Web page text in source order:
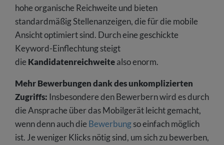
hohe organische Reichweite und bieten
standardmäßig Stellenanzeigen, die für die mobile
Ansicht optimiert sind. Durch eine geschickte
Keyword-Einflechtung steigt
die Kandidatenreichweitealso enorm.
Mehr Bewerbungen dank des unkomplizierten
Zugriffs: Insbesondere den Bewerbern wird es durch
die Ansprache über das Mobilgerät leicht gemacht,
wenn denn auch die Bewerbungso einfach möglich
ist. Je weniger Klicks nötig sind, um sich zu bewerben,